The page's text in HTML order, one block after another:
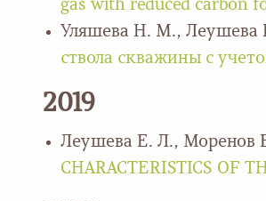
gas with reduced carbon
Уляшева Н. М., Леушева
ствола скважины с
2019
Леушева Е. Л., Моренов
CHARACTERISTICS OF